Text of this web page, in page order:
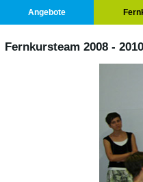
Angebote
Fernkursteam 2008 - 2010